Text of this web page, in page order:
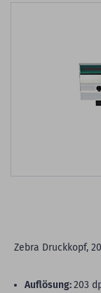
Zebra Druckkopf,
Auflösung:203